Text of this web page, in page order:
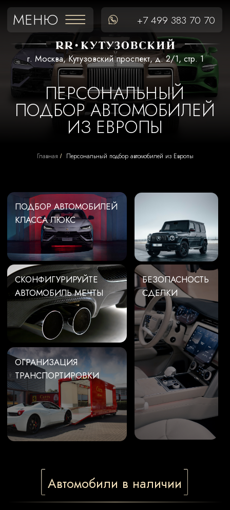
г. Москва, Кутузовский проспект, д. 2/1, стр. 1
МЕНЮ +7 499 383 70 70
ПЕРСОНАЛЬНЫЙ
ПОДБОР АВТОМОБИЛЕЙ
ИЗ ЕВРОПЫ
Главная / Персональный подбор автомобилей из Европы
КЛАССА ЛЮКС
СКОНФИГУРИРУЙТЕ
АВТОМОБИЛЬ МЕЧТЫ
БЕЗОПАСНОСТЬ
СДЕЛКИ
ОГРАНИЗАЦИЯ
ТРАНСПОРТИРОВКИ
Автомобили в наличии